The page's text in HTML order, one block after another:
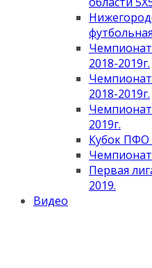
2018-2019г.
2018-2019г.
2019г.
Кубок ПФО
Первая
2019.
Видео